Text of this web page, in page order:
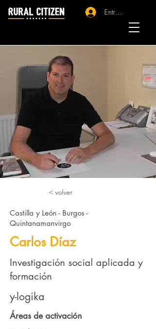
Entrar - Registro
< volver
Castilla y León - Burgos -
Quintanamanvirgo
Carlos Díaz
Investigación social aplicada y
formación
y-logika
Áreas de activación